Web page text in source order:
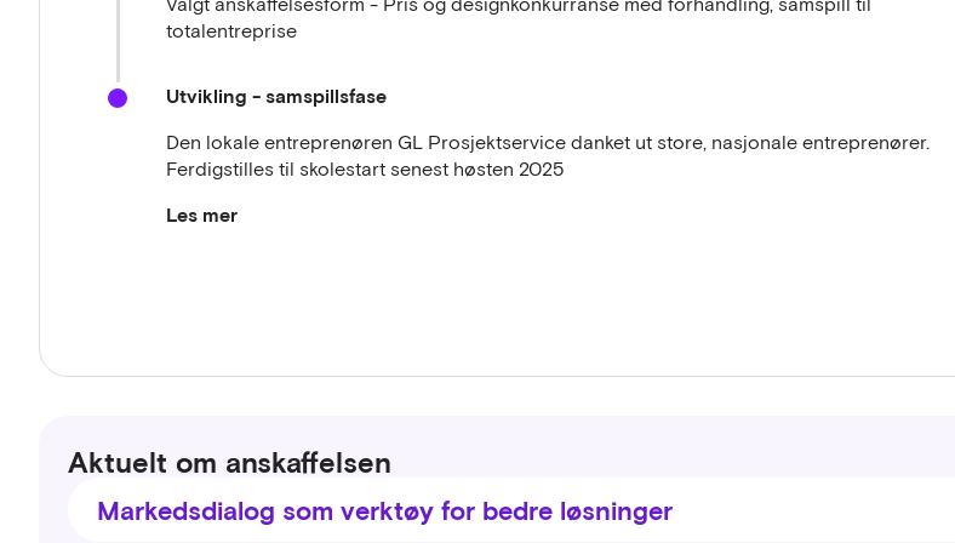
totalentreprise
Utvikling - samspillsfase
Den lokale entreprenøren GL Prosjektservice danket ut store, nasjonale entreprenører.
Ferdigstilles til skolestart senest høsten 2025
Les mer
Aktuelt om anskaffelsen
Markedsdialog som verktøy for bedre løsninger